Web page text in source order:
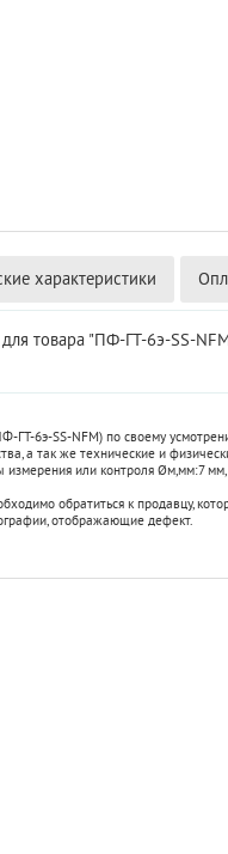
характеристики
товара "ПФ-ГТ-6э-SS-
ГТ-6э-SS-NFM) по своему
а так же технические и
измерения или контроля Øм,мм:7 мм,
обратиться к продавцу,
отображающие дефект.